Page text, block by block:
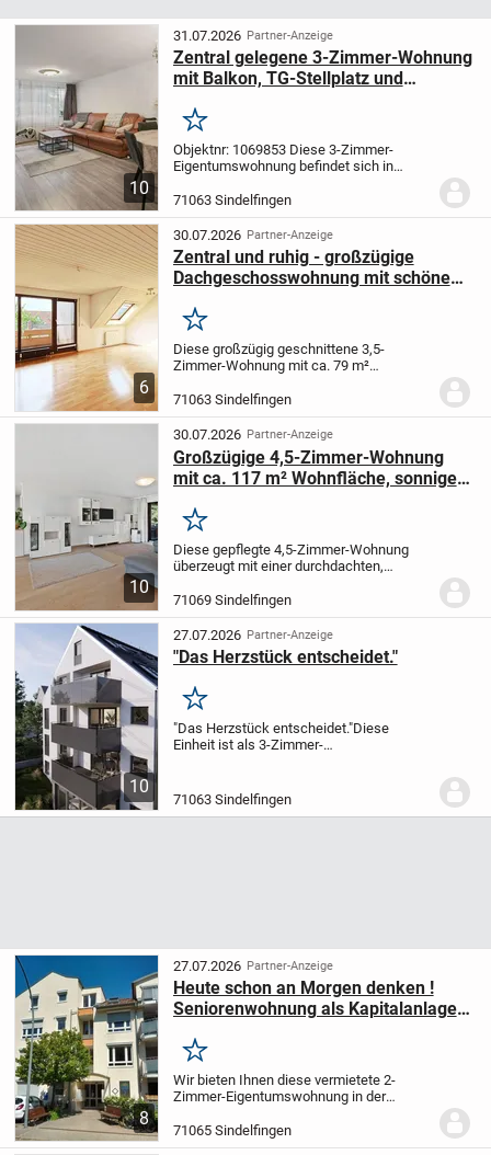
10
31.07.2026 Partner-Anzeige
Zentral gelegene 3-Zimmer-Wohnung
mit Balkon, TG-Stellplatz und
Merken
Objektnr: 1069853 Diese 3-Zimmer-
Eigentumswohnung befindet sich in
eignet sich sowohl als Kapitalanlage als
auch perspektivisch zur Eigennutzung.Die
Wohnung...
71063 Sindelfingen
6
30.07.2026 Partner-Anzeige
Zentral und ruhig - großzügige
Dachgeschosswohnung mit schönem
Merken
Diese großzügig geschnittene 3,5-
Zimmer-Wohnung mit ca. 79 m²
Dachgeschoss eines gepflegten
Mehrfamilienhauses aus dem Baujahr
1986. Die Wohnung überzeugt durch ihre...
71063 Sindelfingen
10
30.07.2026 Partner-Anzeige
Großzügige 4,5-Zimmer-Wohnung
mit ca. 117 m² Wohnfläche, sonnigem
Merken
Diese gepflegte 4,5-Zimmer-Wohnung
überzeugt mit einer durchdachten,
hellen Wohnräumen und einer
Wohnfläche von ca. 117 m². Sie befindet
sich in einer gepflegten...
71069 Sindelfingen
10
27.07.2026 Partner-Anzeige
"Das Herzstück entscheidet."
Merken
"Das Herzstück entscheidet."Diese
Einheit ist als 3-Zimmer-
Wohnmittelpunkt und klarer, erwachsener
Raumstruktur.Herzstück ist...
71063 Sindelfingen
8
27.07.2026 Partner-Anzeige
Heute schon an Morgen denken !
Seniorenwohnung als Kapitalanlage
Merken
Wir bieten Ihnen diese vermietete 2-
Zimmer-Eigentumswohnung in der
Kauf an. Die Wohnung befindet sich im
1.Obergeschoss und ist nach Westen
71065 Sindelfingen